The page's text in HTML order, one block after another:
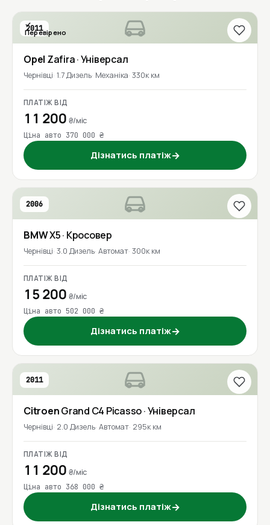
2011
Перевірено
Opel Zafira· Універсал
Чернівці 1.7 Дизель Механіка 330к км
ПЛАТІЖ ВІД
11 200 ₴/міс
Ціна авто 370 000 ₴
Дізнатись платіж→
2006
BMWX5· Кросовер
Чернівці 3.0 Дизель Автомат 300к км
ПЛАТІЖ ВІД
15 200 ₴/міс
Ціна авто 502 000 ₴
Дізнатись платіж→
2011
CitroenGrand C4 Picasso· Універсал
Чернівці 2.0 Дизель Автомат 295к км
ПЛАТІЖ ВІД
11 200 ₴/міс
Ціна авто 368 000 ₴
Дізнатись платіж→